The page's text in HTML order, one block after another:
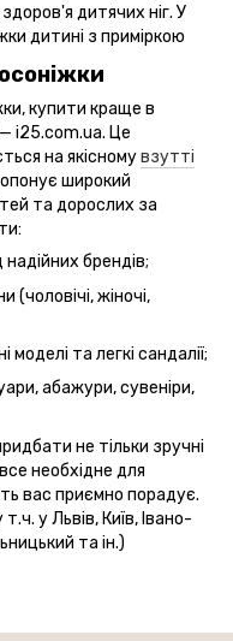
дитячих ніг. У
дитині з приміркою
купити краще в
— i25.com.ua. Це
на якісномувзутті
широкий
та дорослих за
надійних брендів;
(чоловічі, жіночі,
та легкі сандалії;
абажури, сувеніри,
не тільки зручні
необхідне для
вас приємно порадує.
у Львів, Київ, Івано-
та ін.)